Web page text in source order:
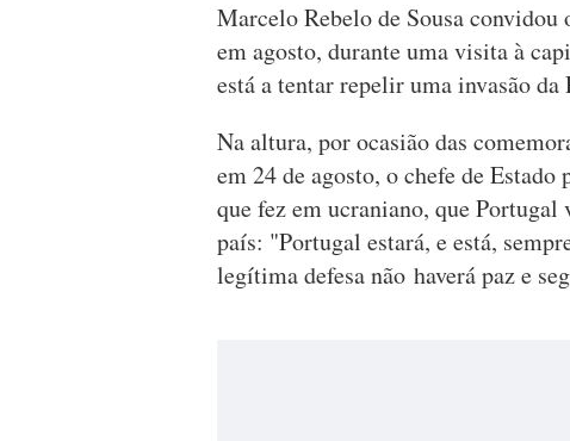
Marcelo Rebelo de Sousa
em agosto, durante uma visita à
está a tentar repelir uma invasão da
Na altura, por ocasião das
em 24 de agosto, o chefe de
que fez em ucraniano, que
país: "Portugal estará, e está,
legítima defesa não haverá paz e